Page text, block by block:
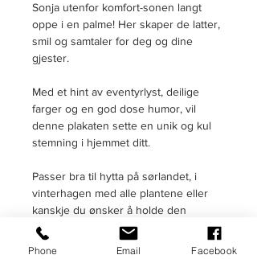
Sonja utenfor komfort-sonen langt
oppe i en palme! Her skaper de latter,
smil og samtaler for deg og dine
gjester.
Med et hint av eventyrlyst, deilige
farger og en god dose humor, vil
denne plakaten sette en unik og kul
stemning i hjemmet ditt.
Passer bra til hytta på sørlandet, i
vinterhagen med alle plantene eller
kanskje du ønsker å holde den
tropiske drømmen i live ved å ha den
hengende midt i stua?
Phone Email Facebook